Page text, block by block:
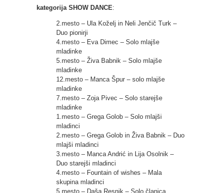
kategorija SHOW DANCE:
2.mesto – Ula Koželj in Neli Jenčič Turk –
Duo pionirji
4.mesto – Eva Dimec – Solo mlajše
mladinke
5.mesto – Živa Babnik – Solo mlajše
mladinke
12.mesto – Manca Špur – solo mlajše
mladinke
7.mesto – Zoja Pivec – Solo starejše
mladinke
1.mesto – Grega Golob – Solo mlajši
mladinci
2.mesto – Grega Golob in Živa Babnik – Duo
mlajši mladinci
3.mesto – Manca Andrić in Lija Osolnik –
Duo starejši mladinci
4.mesto – Fountain of wishes – Mala
skupina mladinci
5.mesto – Daša Resnik – Solo članica